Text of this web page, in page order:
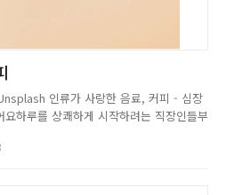
인류가 사랑한 음료, 커피 - 심장
하루를 상쾌하게 시작하려는 직장인들부
하루에도 몇 잔씩 커피를 마시고 있다. 커